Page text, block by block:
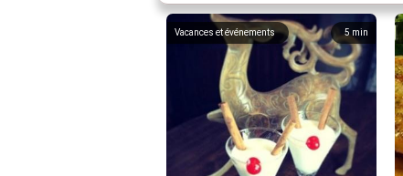
5 min
Vacances et événements